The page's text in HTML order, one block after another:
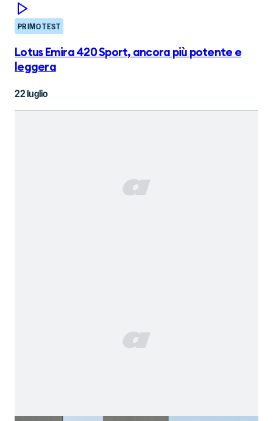
PRIMO TEST
Lotus Emira 420 Sport, ancora più potente e
leggera
22 luglio